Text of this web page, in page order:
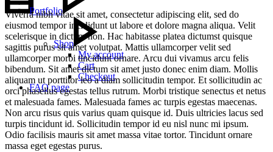
Portfolio
Shop
My account
Cart
Checkout
FAQ page
Viverra nibh vitae sit amet, consectetur adipiscing elit, sed do
eiusmod tempor incididunt ut labore et dolore magna aliqua. Velit
scelerisque in dictum non. Hac habitasse platea dictumst quisque
sagittis purus sit amet volutpat. Mattis ullamcorper velit sed
ullamcorper morbi tincidunt ornare. Arcu dui vivamus arcu felis
bibendum. Sit amet dictum sit amet justo donec enim diam. Mollis
aliquam ut porttitor leo a diam sollicitudin tempor. Et sollicitudin ac
orci phasellus egestas tellus rutrum. Morbi tristique senectus et netus
et malesuada fames. Malesuada fames ac turpis egestas maecenas.
Non arcu risus quis varius quam quisque id. Duis ultricies lacus sed
turpis tincidunt id. Sollicitudin tempor id eu nisl nunc mi ipsum.
Odio facilisis mauris sit amet massa vitae tortor. Tincidunt ornare
massa eget egestas purus.